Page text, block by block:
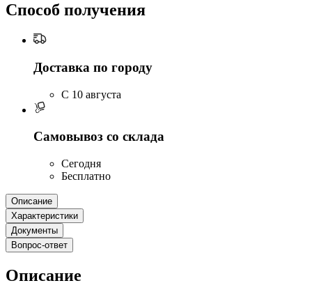
Способ получения
Доставка по городу
C 10 августа
Самовывоз со склада
Сегодня
Бесплатно
Описание
Характеристики
Документы
Вопрос-ответ
Описание